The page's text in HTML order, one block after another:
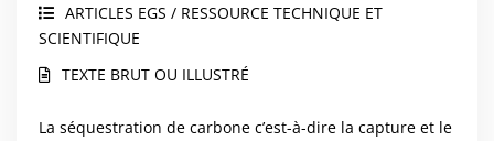
ARTICLES EGS / RESSOURCE TECHNIQUE ET
SCIENTIFIQUE
TEXTE BRUT OU ILLUSTRÉ
La séquestration de carbone c’est-à-dire la capture et le